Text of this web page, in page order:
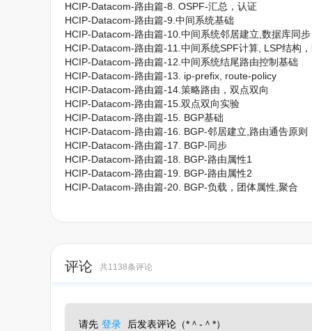
HCIP-Datacom-路由篇-8. OSPF-汇总，认证
HCIP-Datacom-路由篇-9.中间系统基础
HCIP-Datacom-路由篇-10.中间系统邻居建立,数据库同步
HCIP-Datacom-路由篇-11.中间系统SPF计算, LSP结构
HCIP-Datacom-路由篇-12.中间系统结尾路由控制基础
HCIP-Datacom-路由篇-13. ip-prefix, route-policy
HCIP-Datacom-路由篇-14.策略路由，双点双向
HCIP-Datacom-路由篇-15.双点双向实验
HCIP-Datacom-路由篇-15. BGP基础
HCIP-Datacom-路由篇-16. BGP-邻居建立,路由通告原则
HCIP-Datacom-路由篇-17. BGP-同步
HCIP-Datacom-路由篇-18. BGP-路由属性1
HCIP-Datacom-路由篇-19. BGP-路由属性2
HCIP-Datacom-路由篇-20. BGP-负载，团体属性,聚合
评论 共1138条评论
请先 登录 后发表评论（*＾-＾*）